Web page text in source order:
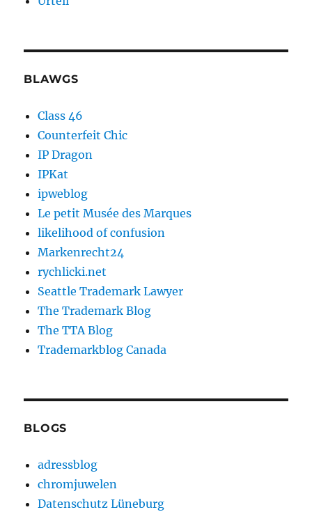
BLAWGS
Class 46
Counterfeit Chic
IP Dragon
IPKat
ipweblog
Le petit Musée des Marques
likelihood of confusion
Markenrecht24
rychlicki.net
Seattle Trademark Lawyer
The Trademark Blog
The TTA Blog
Trademarkblog Canada
BLOGS
adressblog
chromjuwelen
Datenschutz Lüneburg